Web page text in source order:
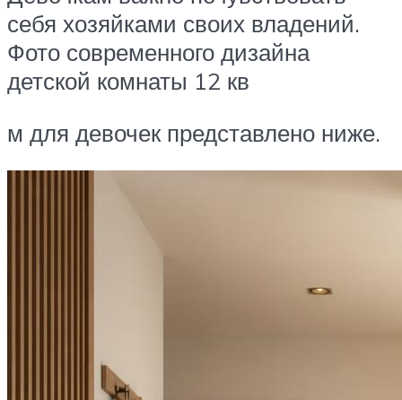
себя хозяйками своих владений.
Фото современного дизайна
детской комнаты 12 кв
м для девочек представлено ниже.